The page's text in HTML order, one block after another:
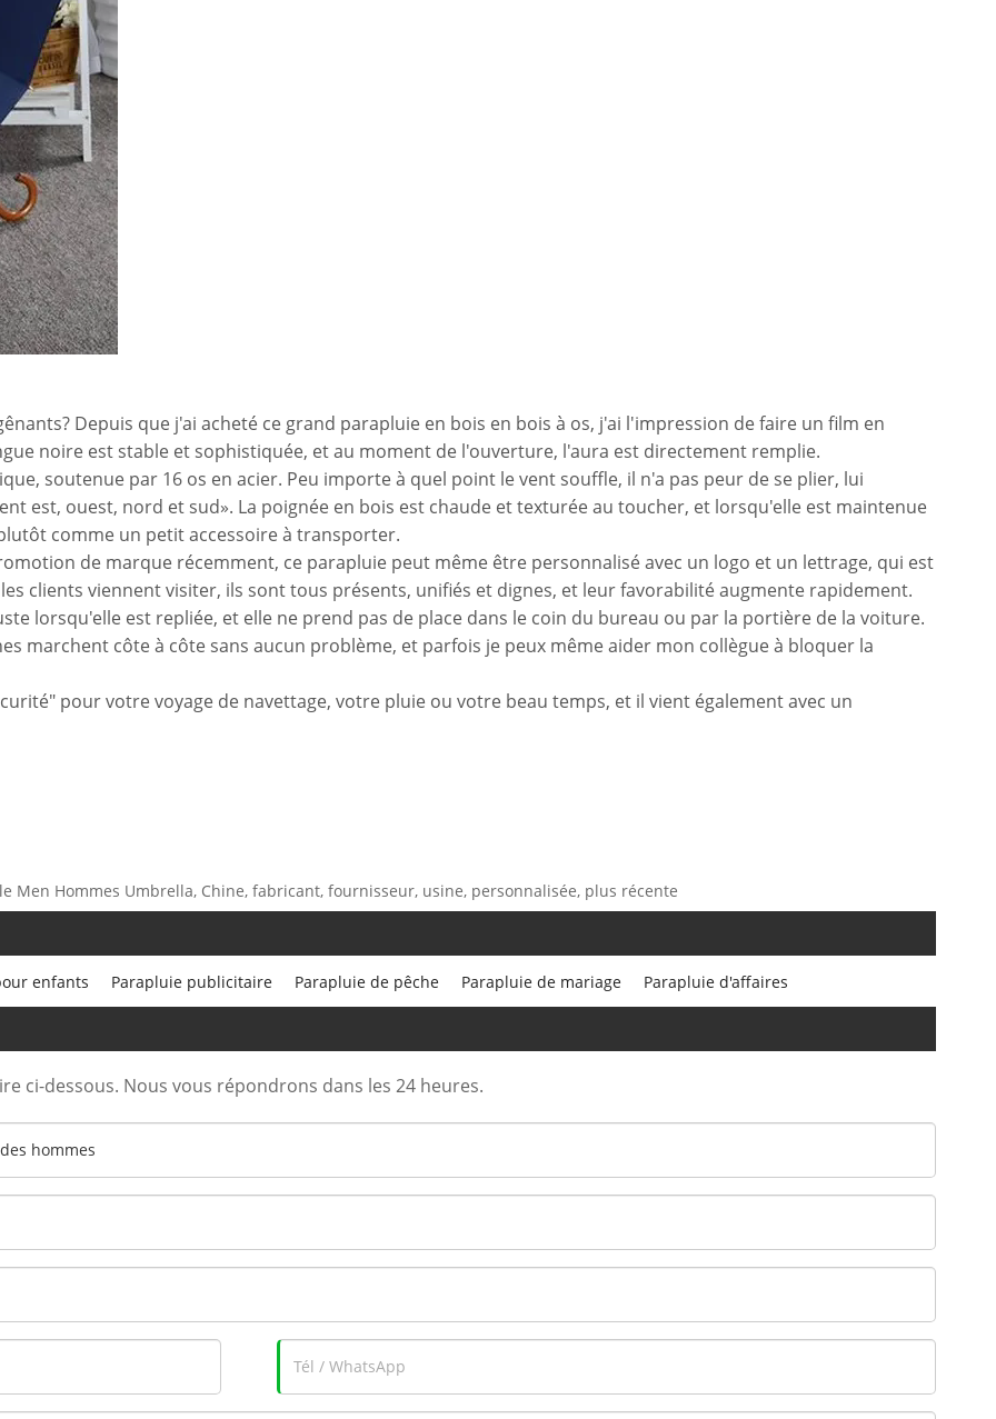
Depuis que j'ai acheté ce grand parapluie en bois en bois à os, j'ai l'impression de faire un film en
noire est stable et sophistiquée, et au moment de l'ouverture, l'aura est directement remplie.
soutenue par 16 os en acier. Peu importe à quel point le vent souffle, il n'a pas peur de se plier, lui
est, ouest, nord et sud». La poignée en bois est chaude et texturée au toucher, et lorsqu'elle est maintenue
comme un petit accessoire à transporter.
de marque récemment, ce parapluie peut même être personnalisé avec un logo et un lettrage, qui est
clients viennent visiter, ils sont tous présents, unifiés et dignes, et leur favorabilité augmente rapidement.
lorsqu'elle est repliée, et elle ne prend pas de place dans le coin du bureau ou par la portière de la voiture.
marchent côte à côte sans aucun problème, et parfois je peux même aider mon collègue à bloquer la
pour votre voyage de navettage, votre pluie ou votre beau temps, et il vient également avec un
Men Hommes Umbrella, Chine, fabricant, fournisseur, usine, personnalisée, plus récente
enfants Parapluie publicitaire Parapluie de pêche Parapluie de mariage Parapluie d'affaires
ci-dessous. Nous vous répondrons dans les 24 heures.